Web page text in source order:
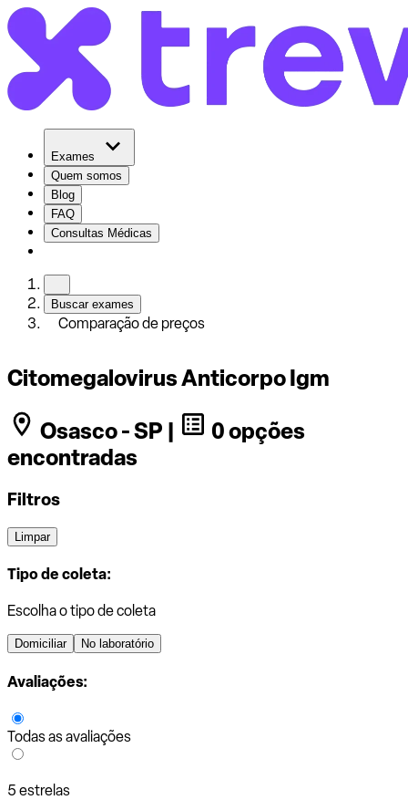
Exames
Quem somos
Blog
FAQ
Consultas Médicas
Buscar exames
Comparação de preços
Citomegalovirus Anticorpo Igm
Osasco - SP |
0 opções
encontradas
Filtros
Limpar
Tipo de coleta:
Escolha o tipo de coleta
Domiciliar No laboratório
Avaliações:
Todas as avaliações
5 estrelas